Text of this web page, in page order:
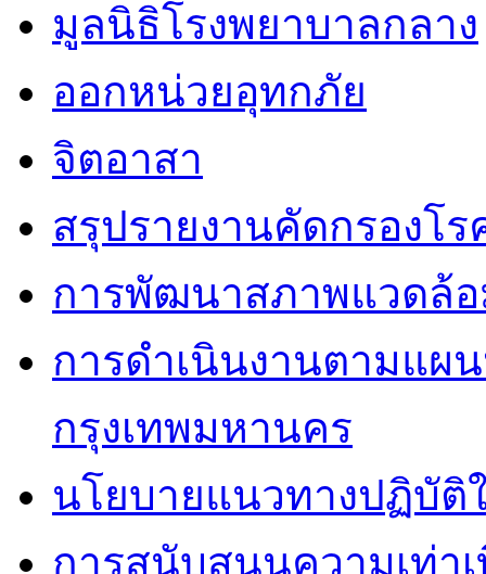
มูลนิธิโรงพยาบาลกลาง
ออกหน่วยอุทกภัย
จิตอาสา
สรุปรายงานคัดกรองโ
การพัฒนาสภาพแวดล้อ
การดำเนินงานตามแผ
กรุงเทพมหานคร
นโยบายแนวทางปฏิบัติ
การสนับสนุนความเท่า